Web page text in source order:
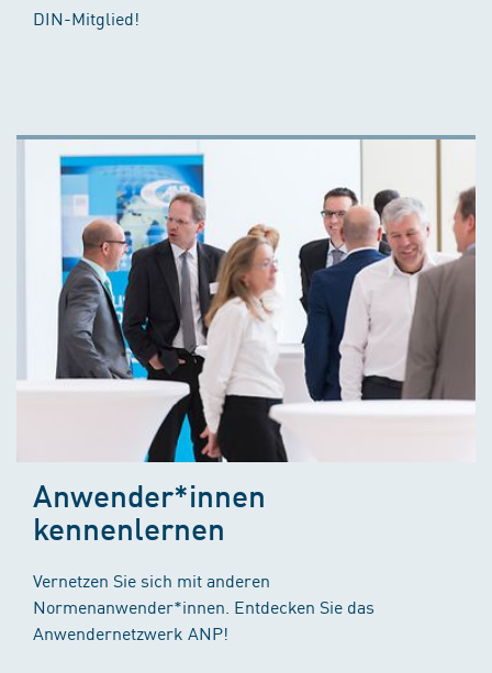
DIN-Mitglied!
Anwender*innen
kennenlernen
Vernetzen Sie sich mit anderen
Normenanwender*innen. Entdecken Sie das
Anwendernetzwerk ANP!